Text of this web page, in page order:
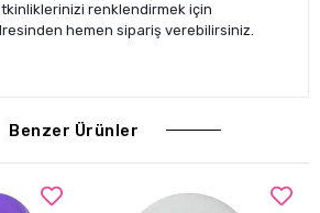
renklendirmek için
hemen sipariş verebilirsiniz.
Benzer Ürünler